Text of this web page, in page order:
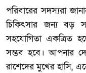
পরিবারের সদস্যরা
চিকিৎসার জন্য বড়
সহযোগিতা একত্রিত
সম্ভব হবে। আপনার
রাশেদের মুখের হাসি,